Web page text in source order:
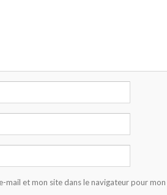
mail et mon site dans le navigateur pour